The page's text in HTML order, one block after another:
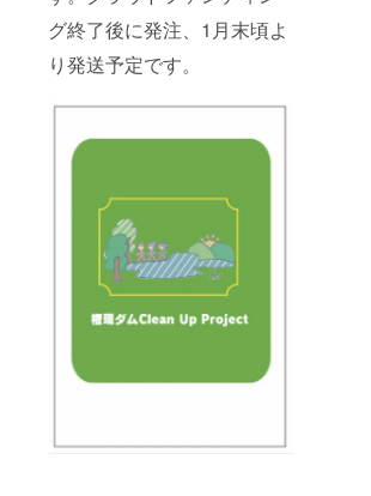
グ終了後に発注、1月末頃よ
り発送予定です。